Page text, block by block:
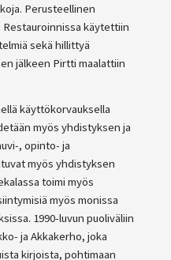
Perusteellinen
käytettiin
sekä hillittyä
jälkeen Pirtti maalattiin
käyttökorvauksella
myös yhdistyksen ja
, opinto- ja
myös yhdistyksen
toimi myös
myös monissa
1990-luvun puoliväliin
ja Akkakerho, joka
kirjoista, pohtimaan